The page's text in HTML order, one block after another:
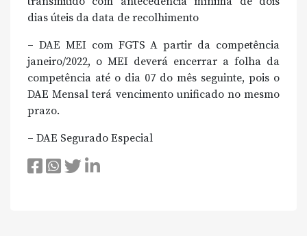
dias úteis da data de recolhimento
– DAE MEI com FGTS A partir da competência
janeiro/2022, o MEI deverá encerrar a folha da
competência até o dia 07 do mês seguinte, pois o
DAE Mensal terá vencimento unificado no mesmo
prazo.
– DAE Segurado Especial